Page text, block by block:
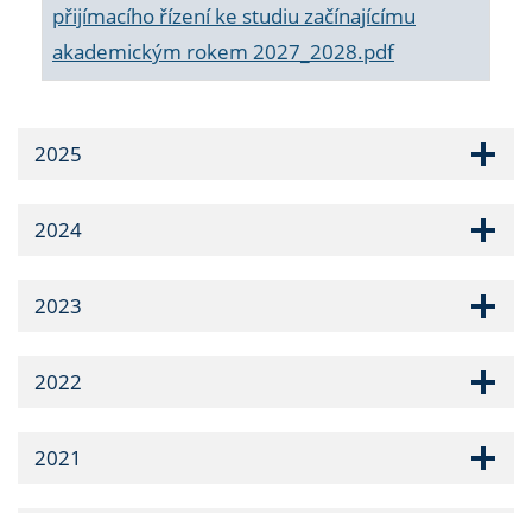
přijímacího řízení ke studiu začínajícímu
akademickým rokem 2027_2028.pdf
2025
2024
2023
2022
2021